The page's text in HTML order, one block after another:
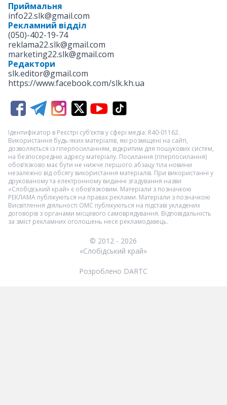
Приймальня
info22.slk@gmail.com
Рекламний відділ
(050)-402-19-74
reklama22.slk@gmail.com
marketing22.slk@gmail.com
Редактори
slk.editor@gmail.com
https://www.facebook.com/slk.kh.ua
Ідентифікатор в Реєстрі суб’єктів у сфері медіа: R40-01162.
Використання будь-яких матеріалів, які розміщені на сайті,
дозволяється із гіперпосиланням, відкритим для пошукових систем,
на безпосередню адресу матеріалу. Посилання (гіперпосилання)
обов’язково має бути не нижче першого абзацу тіла новини
незалежно від обсягу використання матеріалів. При використанні у
друкованому та електронному виданні згадування назви
«Слобідський край» є обов’язковим. Матеріали з позначкою
РЕКЛАМА публікуються на правах реклами. Матеріали з позначкою
Висвітлення діяльності ОМС публікуються на підставі укладених
договорів з органами місцевого самоврядування. Відповідальність
за зміст рекламних оголошень несе рекламодавець.
© 2012 - 2026
«Слобідський край»
Розроблено DARTC